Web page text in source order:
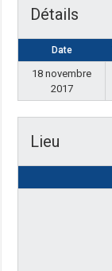
Détails
Date
18 novembre
2017
Lieu